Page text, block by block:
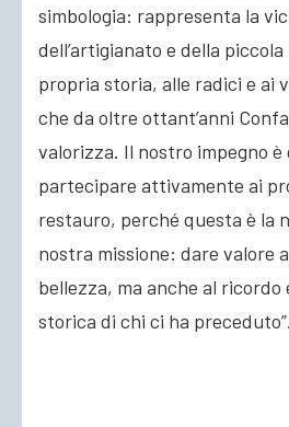
simbologia: rappresenta la
dell’artigianato e della
propria storia, alle radici e ai
che da oltre ottant’anni
valorizza. Il nostro impegno è
partecipare attivamente ai
restauro, perché questa è la
nostra missione: dare valore
bellezza, ma anche al ricordo
storica di chi ci ha preceduto”.